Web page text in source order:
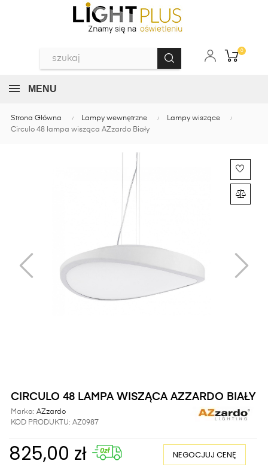
0
MENU
Strona Główna Lampy wewnętrzne
Lampy wiszące
Circulo 48 lampa wisząca AZzardo Biały
CIRCULO 48 LAMPA WISZĄCA AZZARDO BIAŁY
Marka: AZzardo
KOD PRODUKTU: AZ0987
825,00 zł NEGOCJUJ CENĘ